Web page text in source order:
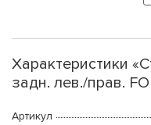
Характеристики
задн. лев./прав.
Артикул